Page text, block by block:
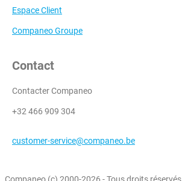
Espace Client
Companeo Groupe
Contact
Contacter Companeo
+32 466 909 304
customer-service@companeo.be
Companeo (c) 2000-2026 - Tous droits réservés